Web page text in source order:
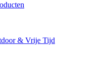
& Vrije Tijd